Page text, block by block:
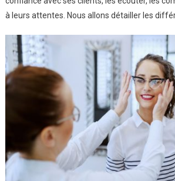
à leurs attentes. Nous allons détailler les